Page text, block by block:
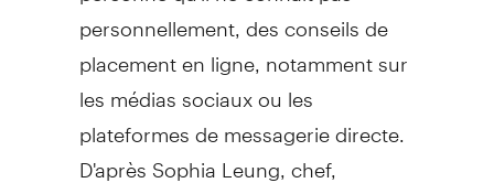
personnellement, des conseils de
placement en ligne, notamment sur
les médias sociaux ou les
plateformes de messagerie directe.
D'aprèsSophia Leung, chef,